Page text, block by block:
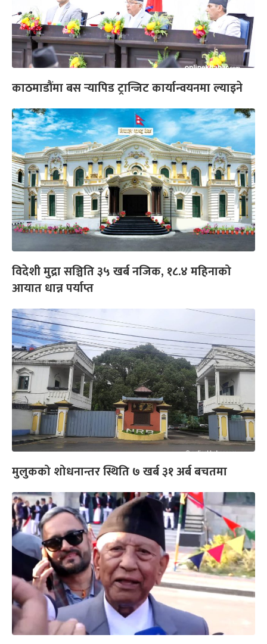
काठमाडौंमा बस र्‍यापिड ट्रान्जिट कार्यान्वयनमा ल्याइने
विदेशी मुद्रा सञ्चिति ३५ खर्ब नजिक, १८.४ महिनाको
आयात धान्न पर्याप्त
मुलुकको शोधनान्तर स्थिति ७ खर्ब ३१ अर्ब बचतमा